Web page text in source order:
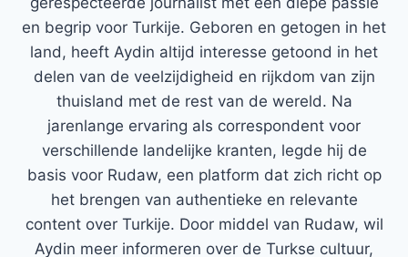
en begrip voor Turkije. Geboren en getogen in het
land, heeft Aydin altijd interesse getoond in het
delen van de veelzijdigheid en rijkdom van zijn
thuisland met de rest van de wereld. Na
jarenlange ervaring als correspondent voor
verschillende landelijke kranten, legde hij de
basis voor Rudaw, een platform dat zich richt op
het brengen van authentieke en relevante
content over Turkije. Door middel van Rudaw, wil
Aydin meer informeren over de Turkse cultuur,